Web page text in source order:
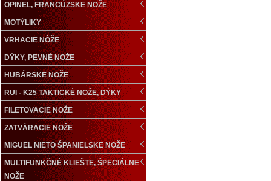
OPINEL, FRANCÚZSKE NOŽE
MOTÝLIKY
VRHACIE NÔŽE
DÝKY, PEVNÉ NOŽE
HUBÁRSKE NOŽE
RUI - K25 TAKTICKÉ NOŽE, DÝKY
FILETOVACIE NOŽE
ZATVÁRACIE NOŽE
MIGUEL NIETO ŠPANIELSKE NOŽE
MULTIFUNKČNÉ KLIEŠTE, ŠPECIÁLNE
NOŽE